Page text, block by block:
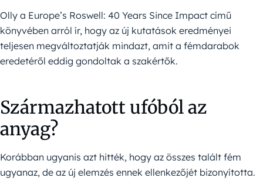
Olly a Europe’s Roswell: 40 Years Since Impact című
könyvében arról ír, hogy az új kutatások eredményei
teljesen megváltoztatják mindazt, amit a fémdarabok
eredetéről eddig gondoltak a szakértők.
Származhatott ufóból az
anyag?
Korábban ugyanis azt hitték, hogy az összes talált fém
ugyanaz, de az új elemzés ennek ellenkezőjét bizonyította.